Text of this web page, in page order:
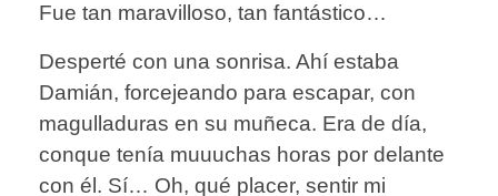
Fue tan maravilloso, tan fantástico…
Desperté con una sonrisa. Ahí estaba
Damián, forcejeando para escapar, con
magulladuras en su muñeca. Era de día,
conque tenía muuuchas horas por delante
con él. Sí… Oh, qué placer, sentir mi